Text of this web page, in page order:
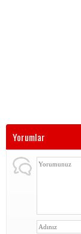
Yorumlar